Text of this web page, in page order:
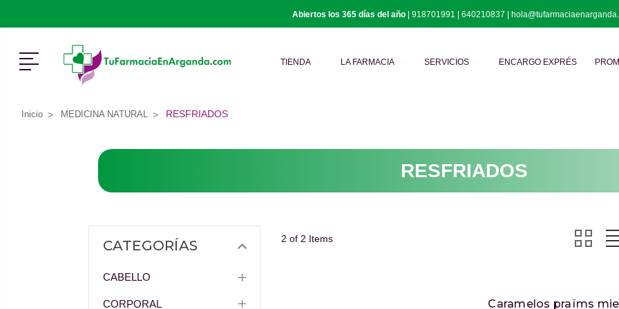
Abiertos los 365 días del año| 918701991 | 640210837 |
Menú TIENDA LA FARMACIA SERVICIOS ENCARGO EXPRÉS
Inicio MEDICINA NATURAL RESFRIADOS
RESFRIADOS
CATEGORÍAS
CABELLO
CORPORAL
2 of 2 Items
Caramelos praïms